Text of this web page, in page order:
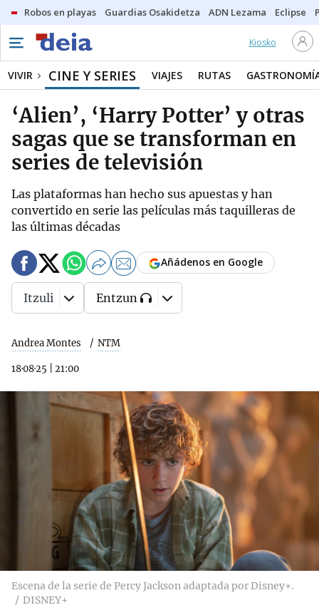
Robos en playas Guardias Osakidetza ADN Lezama Eclipse
Kiosko
VIVIR CINE Y SERIES VIAJES RUTAS
‘Alien’, ‘Harry Potter’ y otras
sagas que se transforman en
series de televisión
Las plataformas han hecho sus apuestas y han
convertido en serie las películas más taquilleras de
las últimas décadas
Andrea Montes NTM
18·08·25 21:00
Añádenos en Google
Itzuli Entzun
Escena de la serie de Percy Jackson adaptada por Disney+.
DISNEY+